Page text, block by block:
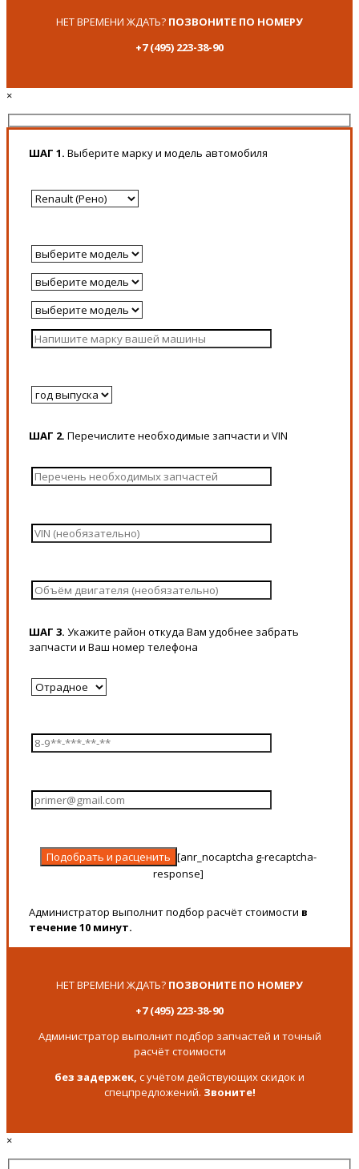
НЕТ ВРЕМЕНИ ЖДАТЬ? ПОЗВОНИТЕ ПО НОМЕРУ
+7 (495) 223-38-90
×
ШАГ 1. Выберите марку и модель автомобиля
ШАГ 2. Перечислите необходимые запчасти и VIN
ШАГ 3. Укажите район откуда Вам удобнее забрать
запчасти и Ваш номер телефона
[anr_nocaptcha g-recaptcha-
response]
Администратор выполнит подбор расчёт стоимости в
течение 10 минут.
НЕТ ВРЕМЕНИ ЖДАТЬ? ПОЗВОНИТЕ ПО НОМЕРУ
+7 (495) 223-38-90
Администратор выполнит подбор запчастей и точный
расчёт стоимости
без задержек, с учётом действующих скидок и
спецпредложений. Звоните!
×